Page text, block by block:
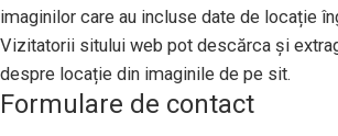
imaginilor care au incluse date de locație
Vizitatorii sitului web pot descărca și
despre locație din imaginile de pe sit.
Formulare de contact